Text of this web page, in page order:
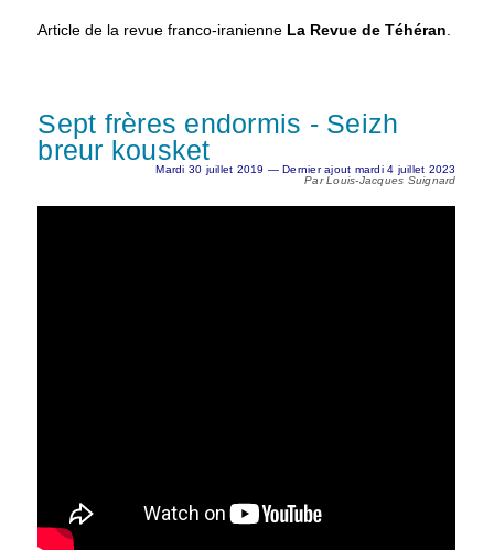
Article de la revue franco-iranienne La Revue de Téhéran
Sept frères endormis - Seizh
breur kousket
Mardi 30 juillet 2019 — Dernier ajout mardi 4 juillet 2023
Par Louis-Jacques Suignard